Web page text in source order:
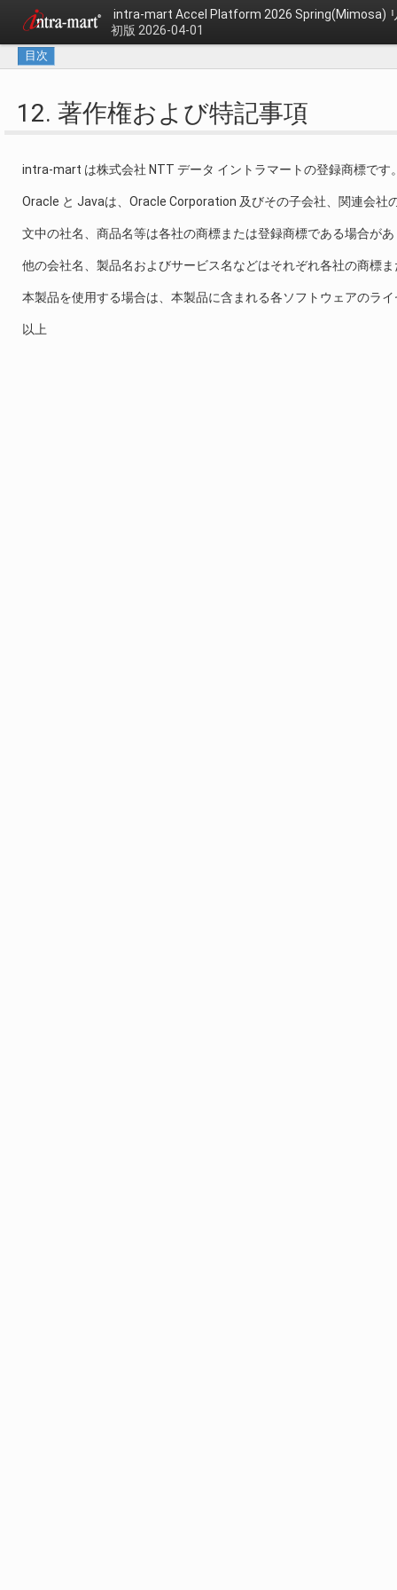
intra-mart Accel Platform 2026 Spring(Mimosa)
初版 2026-04-01
目次
12. 著作権および特記事項
intra-mart は株式会社 NTT データ イントラマートの登録商標です
Oracle と Javaは、Oracle Corporation 及びその子会社、関連会社
文中の社名、商品名等は各社の商標または登録商標である場合が
他の会社名、製品名およびサービス名などはそれぞれ各社の商標
本製品を使用する場合は、本製品に含まれる各ソフトウェアのラ
以上